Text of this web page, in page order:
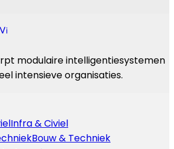
modulaire intelligentiesystemen
intensieve organisaties.
Infra & Civiel
Bouw & Techniek